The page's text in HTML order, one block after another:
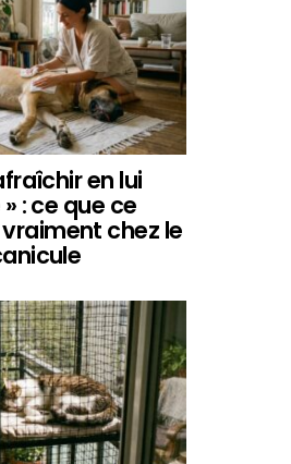
en lui
: ce que ce
chez le